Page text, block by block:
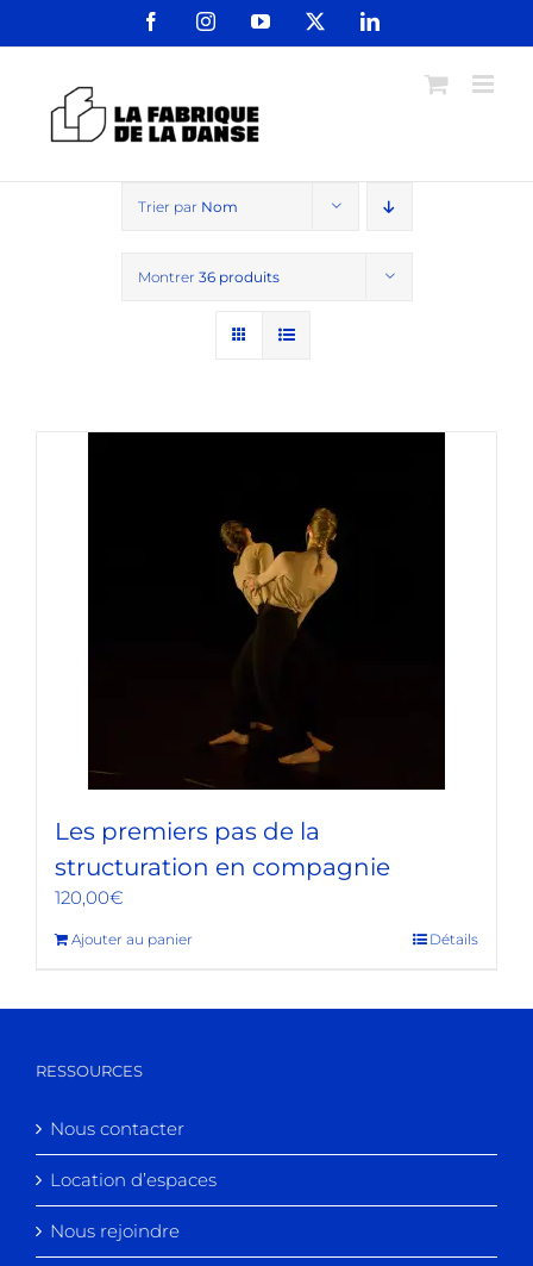
FacebookInstagramYouTube LinkedIn
Trier par Nom
Montrer 36 produits
Les premiers pas de la
structuration en compagnie
120,00€
Ajouter au panier Détails
RESSOURCES
Nous contacter
Location d’espaces
Nous rejoindre